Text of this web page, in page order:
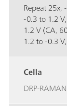
Repeat 25x,
-0.3 to 1.2
1.2 V (CA,
1.2 to -0.3
Cella
DRP-